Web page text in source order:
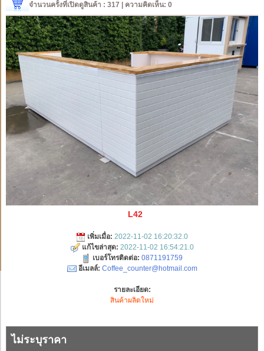
จำนวนครั้งที่เปิดดูสินค้า : 317 | ความคิดเห็น: 0
L42
เพิ่มเมื่อ: 2022-11-02 16:20:32.0
แก้ไขล่าสุด: 2022-11-02 16:54:21.0
เบอร์โทรติดต่อ: 0871191759
อีเมลล์: Coffee_counter@hotmail.com
รายละเอียด:
สินค้าผลิตใหม่
ไม่ระบุราคา